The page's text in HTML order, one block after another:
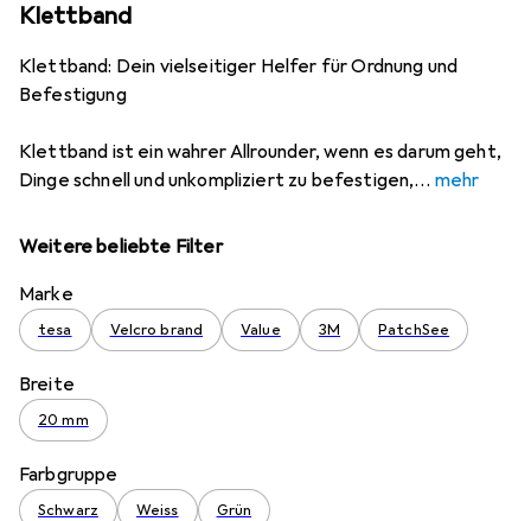
Klettband
Klettband: Dein vielseitiger Helfer für Ordnung und
Befestigung
Klettband ist ein wahrer Allrounder, wenn es darum geht,
Dinge schnell und unkompliziert zu befestigen,
mehr
Weitere beliebte Filter
Marke
tesa Velcro brand Value 3M PatchSee
Breite
20 mm
Farbgruppe
Schwarz Weiss Grün